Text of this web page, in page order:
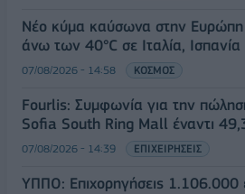
Νέο κύμα καύσωνα στην Ευρώπη
άνω των 40°C σε Ιταλία,
07/08/2026 - 14:58 ΚΟΣΜΟΣ
Fourlis: Συμφωνία για την
Sofia South Ring Mall έναντι
07/08/2026 - 14:39 ΕΠΙΧΕΙΡΗΣΕΙΣ
ΥΠΠΟ: Επιχορηγήσεις 1.106.000